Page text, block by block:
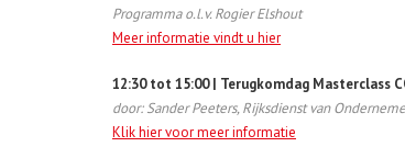
Programma o.l.v. Rogier Elshout
Meer informatie vindt u hier
12:30 tot 15:00 | Terugkomdag Masterclass
door: Sander Peeters, Rijksdienst van
Klik hier voor meer informatie